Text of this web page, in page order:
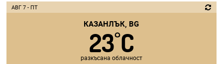
АВГ 7 - ПТ
КАЗАНЛЪК, BG
23°C
разкъсана облачност